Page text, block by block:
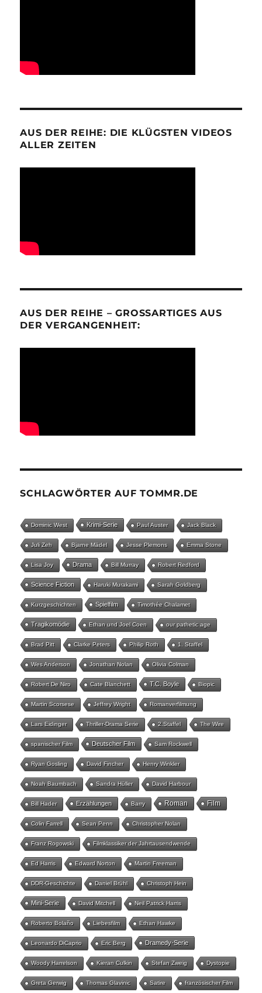
AUS DER REIHE: DIE KLÜGSTEN VIDEOS
ALLER ZEITEN
AUS DER REIHE – GROSSARTIGES AUS D
ER VERGANGENHEIT:
SCHLAGWÖRTER AUF TOMMR.DE
Dominic West Krimi-Serie Paul Auster Jack Black
Juli Zeh Bjarne Mädel Jesse Plemons Emma Stone
Lisa Joy Drama Bill Murray Robert Redford
Science Fiction Haruki Murakami Sarah Goldberg
Kurzgeschichten Spielfilm Timothée Chalamet
Tragikomödie Ethan und Joel Coen our pathetic age
Brad Pitt Clarke Peters Philip Roth 1. Staffel
Wes Anderson Jonathan Nolan Olivia Colman
Robert De Niro Cate Blanchett T.C. Boyle Biopic
Martin Scorsese Jeffrey Wright Romanverfilmung
Lars Eidinger Thriller-Drama Serie 2.Staffel The Wire
spanischer Film Deutscher Film Sam Rockwell
Ryan Gosling David Fincher Henry Winkler
Noah Baumbach Sandra Hüller David Harbour
Bill Hader Erzählungen Barry Roman Film
Colin Farrell Sean Penn Christopher Nolan
Franz Rogowski Filmklassiker der Jahrtausendwende
Ed Harris Edward Norton Martin Freeman
DDR-Geschichte Daniel Brühl Christoph Hein
Mini-Serie David Mitchell Neil Patrick Harris
Roberto Bolaño Liebesfilm Ethan Hawke
Leonardo DiCaprio Eric Berg Dramedy-Serie
Woody Harrelson Kieran Culkin Stefan Zweig Dystopie
Greta Gerwig Thomas Glavinic Satire französischer Film